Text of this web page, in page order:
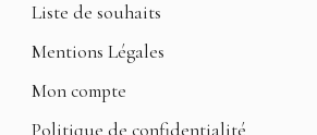
Liste de souhaits
Mentions Légales
Mon compte
Politique de confidentialité